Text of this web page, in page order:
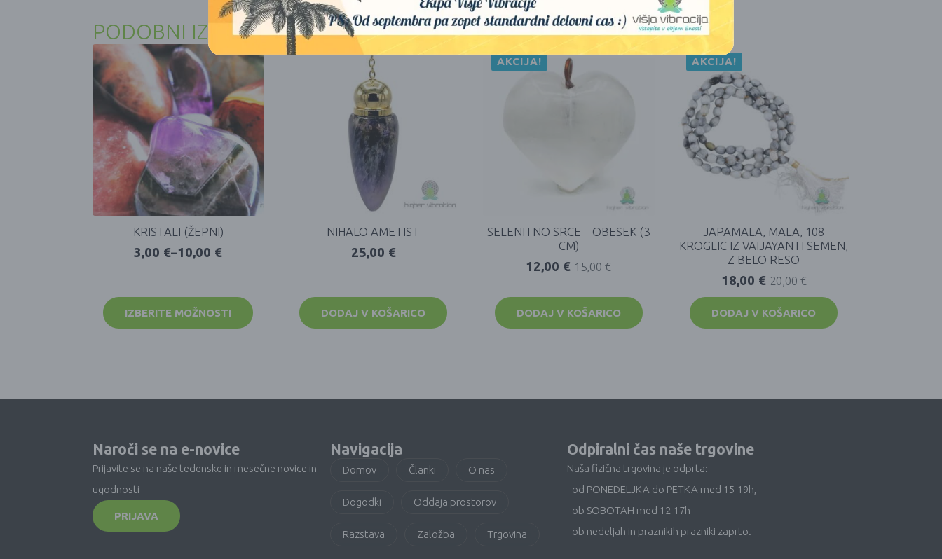
PODOBNI IZDELKI
KRISTALI (ŽEPNI)
3,00 €–10,00 €
IZBERITE MOŽNOSTI
NIHALO AMETIST
25,00 €
DODAJ V KOŠARICO
AKCIJA!
SELENITNO SRCE – OBESEK (3
CM)
15,00€
12,00 €
DODAJ V KOŠARICO
AKCIJA!
JAPAMALA, MALA, 108
KROGLIC IZ VAIJAYANTI SEMEN,
Z BELO RESO
20,00€
18,00 €
DODAJ V KOŠARICO
Naroči se na e-novice
Prijavite se na naše tedenske in mesečne novice in
ugodnosti
PRIJAVA
Navigacija
Domov Članki O nas
Dogodki Oddaja prostorov
Razstava Založba Trgovina
Odpiralni čas naše trgovine
Naša fizična trgovina je odprta:
- od PONEDELJKA do PETKA med 15-19h,
- ob SOBOTAH med 12-17h
- ob nedeljah in praznikih prazniki zaprto.